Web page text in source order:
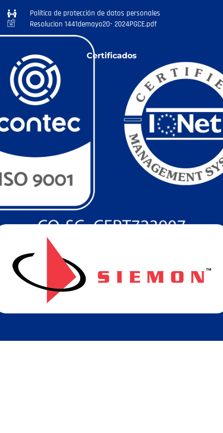
Política de protección de datos personales
Resolucion 1441demayo20- 2024PGCE.pdf
Certificados